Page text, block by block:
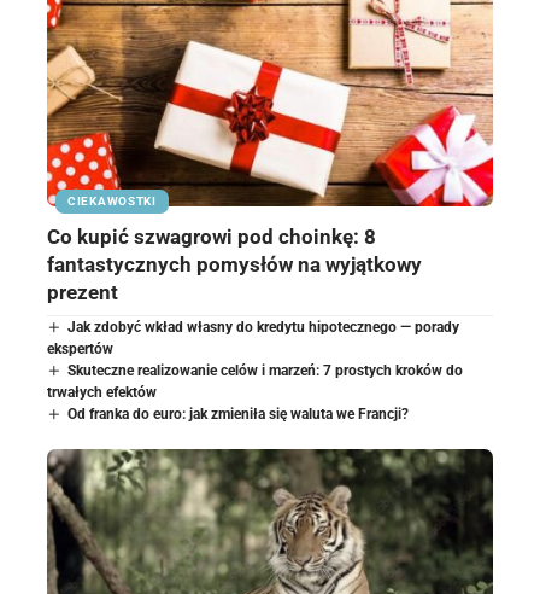
CIEKAWOSTKI
Co kupić szwagrowi pod choinkę: 8
fantastycznych pomysłów na wyjątkowy
prezent
Jak zdobyć wkład własny do kredytu hipotecznego — porady
ekspertów
Skuteczne realizowanie celów i marzeń: 7 prostych kroków do
trwałych efektów
Od franka do euro: jak zmieniła się waluta we Francji?